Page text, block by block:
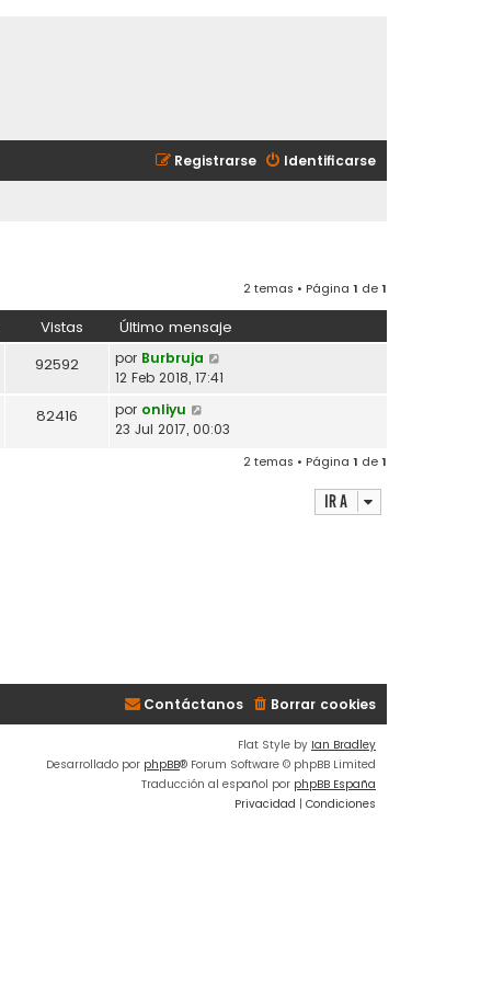
Identificarse
Registrarse
2 temas • Página 1 de1
Vistas Último mensaje
92592 por Burbruja
12 Feb 2018, 17:41
82416 por onliyu
23 Jul 2017, 00:03
2 temas • Página 1 de1
Ir a
Borrar cookies
Contáctanos
Flat Style by Ian Bradley
Desarrollado por phpBB® Forum Software © phpBB Limited
Traducción al español por phpBB España
Privacidad | Condiciones